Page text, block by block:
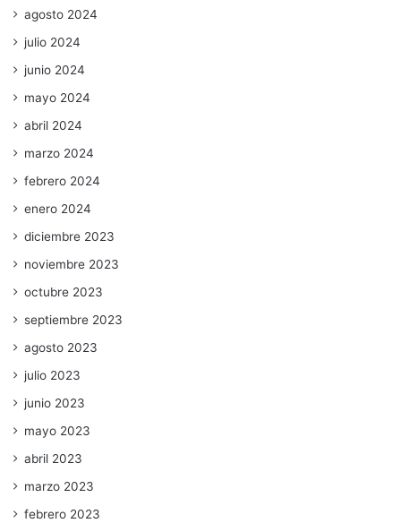
agosto 2024
julio 2024
junio 2024
mayo 2024
abril 2024
marzo 2024
febrero 2024
enero 2024
diciembre 2023
noviembre 2023
octubre 2023
septiembre 2023
agosto 2023
julio 2023
junio 2023
mayo 2023
abril 2023
marzo 2023
febrero 2023